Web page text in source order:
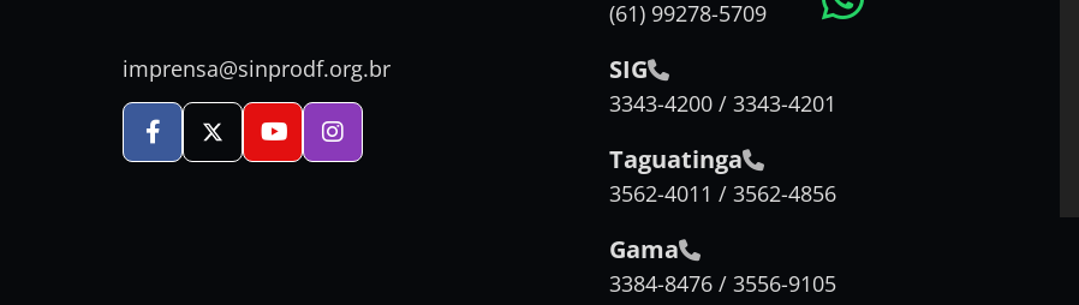
imprensa@sinprodf.org.br
(61) 99278-5709
SIG
3343-4200 / 3343-4201
Taguatinga
3562-4011 / 3562-4856
Gama
3384-8476 / 3556-9105